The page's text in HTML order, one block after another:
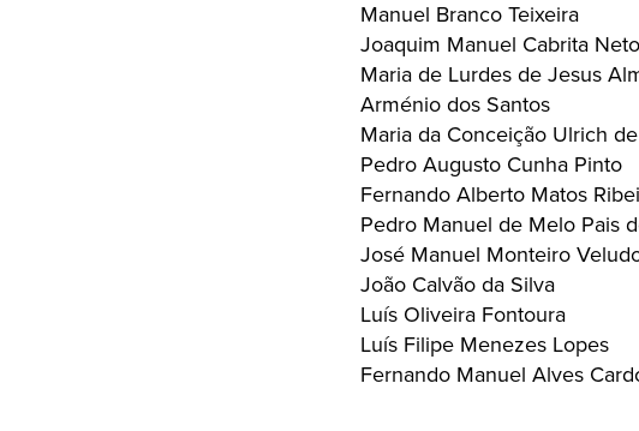
Manuel Branco Teixeira
Joaquim Manuel Cabrita Neto
Maria de Lurdes de Jesus
Arménio dos Santos
Maria da Conceição Ulrich
Pedro Augusto Cunha Pinto
Fernando Alberto Matos
Pedro Manuel de Melo Pais
José Manuel Monteiro
João Calvão da Silva
Luís Oliveira Fontoura
Luís Filipe Menezes Lopes
Fernando Manuel Alves